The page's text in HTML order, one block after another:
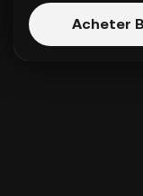
Acheter